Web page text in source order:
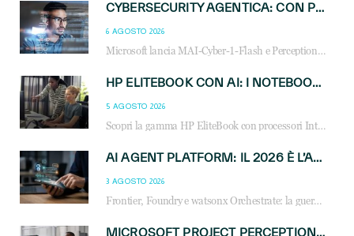
CYBERSECURITY AGENTICA: CON PERCEPTION E MAI-CYBER-1-FLASH MICROSOFT APRE NUOVI SERVIZI PER IL CANALE
6 AGOSTO 2026
Microsoft lancia MAI-Cyber-1-Flash e Perception: cybersecurity agentica in preview dal 3 novembre. Cosa cambia per MSP, system integrator e reseller.
HP ELITEBOOK CON AI: I NOTEBOOK BUSINESS INTELLIGENTI CHE TRASFORMANO PRODUTTIVITÀ, SICUREZZA E LAVORO IBRIDO
5 AGOSTO 2026
Scopri la gamma HP EliteBook con processori Intel® Core™ Ultra e AMD Ryzen™ AI. Notebook business progettati per aumentare la produttività, migliorare la collaborazione e garantire sicurezza avanzata in ufficio e in mobilità.
AI AGENT PLATFORM: IL 2026 È L’ANNO DEL «SISTEMA OPERATIVO» PER GLI AGENTI AZIENDALI
3 AGOSTO 2026
Frontier, Foundry e watsonx Orchestrate: la guerra delle piattaforme AI agent ridisegna il mercato IT. Cosa cambia per reseller, MSP e system integrator.
MICROSOFT PROJECT PERCEPTION: COME GLI AGENTI AI CAMBIERANNO SOC, CYBERSECURITY E SERVIZI MSP